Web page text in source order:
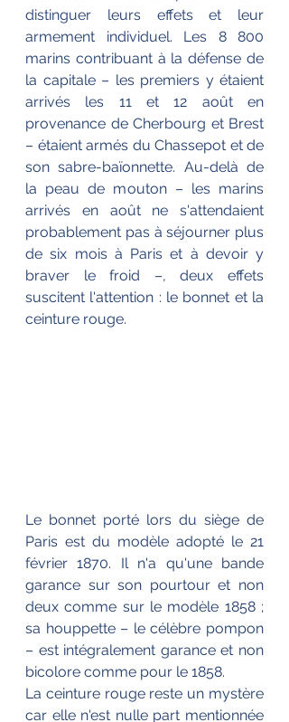
distinguer leurs effets et leur
armement individuel. Les 8 800
marins contribuant à la défense de
la capitale – les premiers y étaient
arrivés les 11 et 12 août en
provenance de Cherbourg et Brest
– étaient armés du Chassepot et de
son sabre-baïonnette. Au-delà de
la peau de mouton – les marins
arrivés en août ne s'attendaient
probablement pas à séjourner plus
de six mois à Paris et à devoir y
braver le froid –, deux effets
suscitent l'attention : le bonnet et la
ceinture rouge.
Le bonnet porté lors du siège de
Paris est du modèle adopté le 21
février 1870. Il n'a qu'une bande
garance sur son pourtour et non
deux comme sur le modèle 1858 ;
sa houppette – le célèbre pompon
– est intégralement garance et non
bicolore comme pour le 1858.
La ceinture rouge reste un mystère
car elle n'est nulle part mentionnée